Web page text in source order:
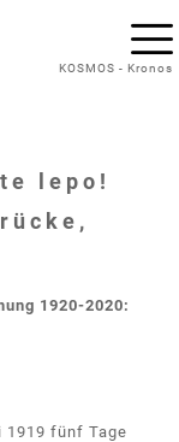
KOSMOS - Kronos
lepo!
1920-2020:
1919 fünf Tage